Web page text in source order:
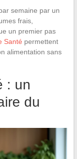
semaine par un
frais,
un premier pas
Santé permettent
alimentation sans
: un
du